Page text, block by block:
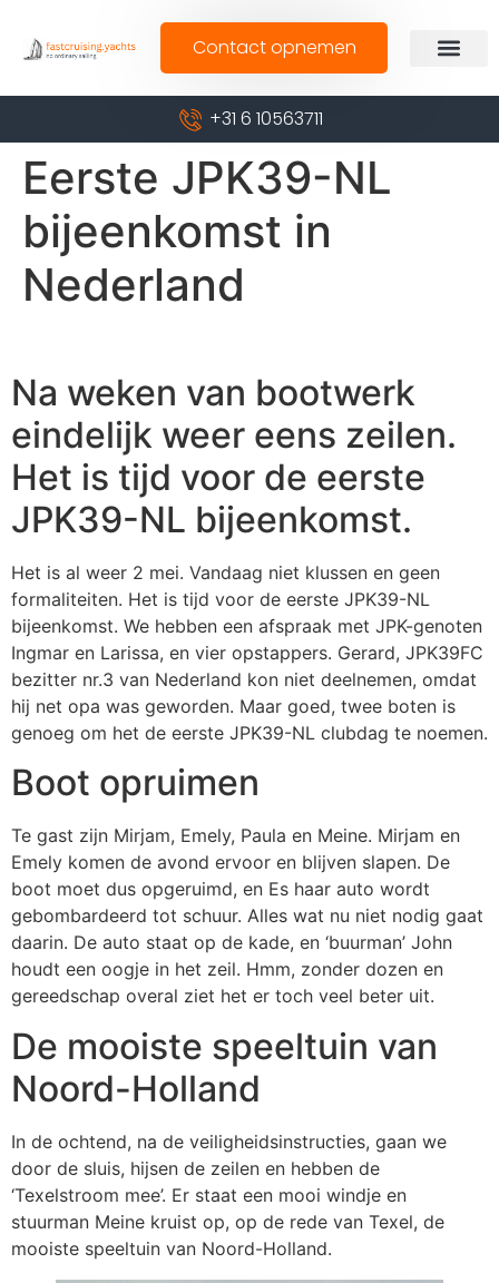
Contact opnemen
+31 6 10563711
Eerste JPK39-NL
bijeenkomst in
Nederland
Na weken van bootwerk
eindelijk weer eens zeilen.
Het is tijd voor de eerste
JPK39-NL bijeenkomst.
Het is al weer 2 mei. Vandaag niet klussen en geen
formaliteiten. Het is tijd voor de eerste JPK39-NL
bijeenkomst. We hebben een afspraak met JPK-genoten
Ingmar en Larissa, en vier opstappers. Gerard, JPK39FC
bezitter nr.3 van Nederland kon niet deelnemen, omdat
hij net opa was geworden. Maar goed, twee boten is
genoeg om het de eerste JPK39-NL clubdag te noemen.
Boot opruimen
Te gast zijn Mirjam, Emely, Paula en Meine. Mirjam en
Emely komen de avond ervoor en blijven slapen. De
boot moet dus opgeruimd, en Es haar auto wordt
gebombardeerd tot schuur. Alles wat nu niet nodig gaat
daarin. De auto staat op de kade, en ‘buurman’ John
houdt een oogje in het zeil. Hmm, zonder dozen en
gereedschap overal ziet het er toch veel beter uit.
De mooiste speeltuin van
Noord-Holland
In de ochtend, na de veiligheidsinstructies, gaan we
door de sluis, hijsen de zeilen en hebben de
‘Texelstroom mee’. Er staat een mooi windje en
stuurman Meine kruist op, op de rede van Texel, de
mooiste speeltuin van Noord-Holland.